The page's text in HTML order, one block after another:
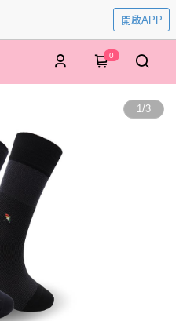
開啟APP
0
1/3